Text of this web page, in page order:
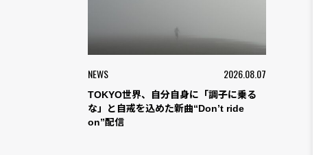
NEWS 2026.08.07
TOKYO世界、自分自身に「調子に乗る
な」と自戒を込めた新曲“Don’t ride
on”配信